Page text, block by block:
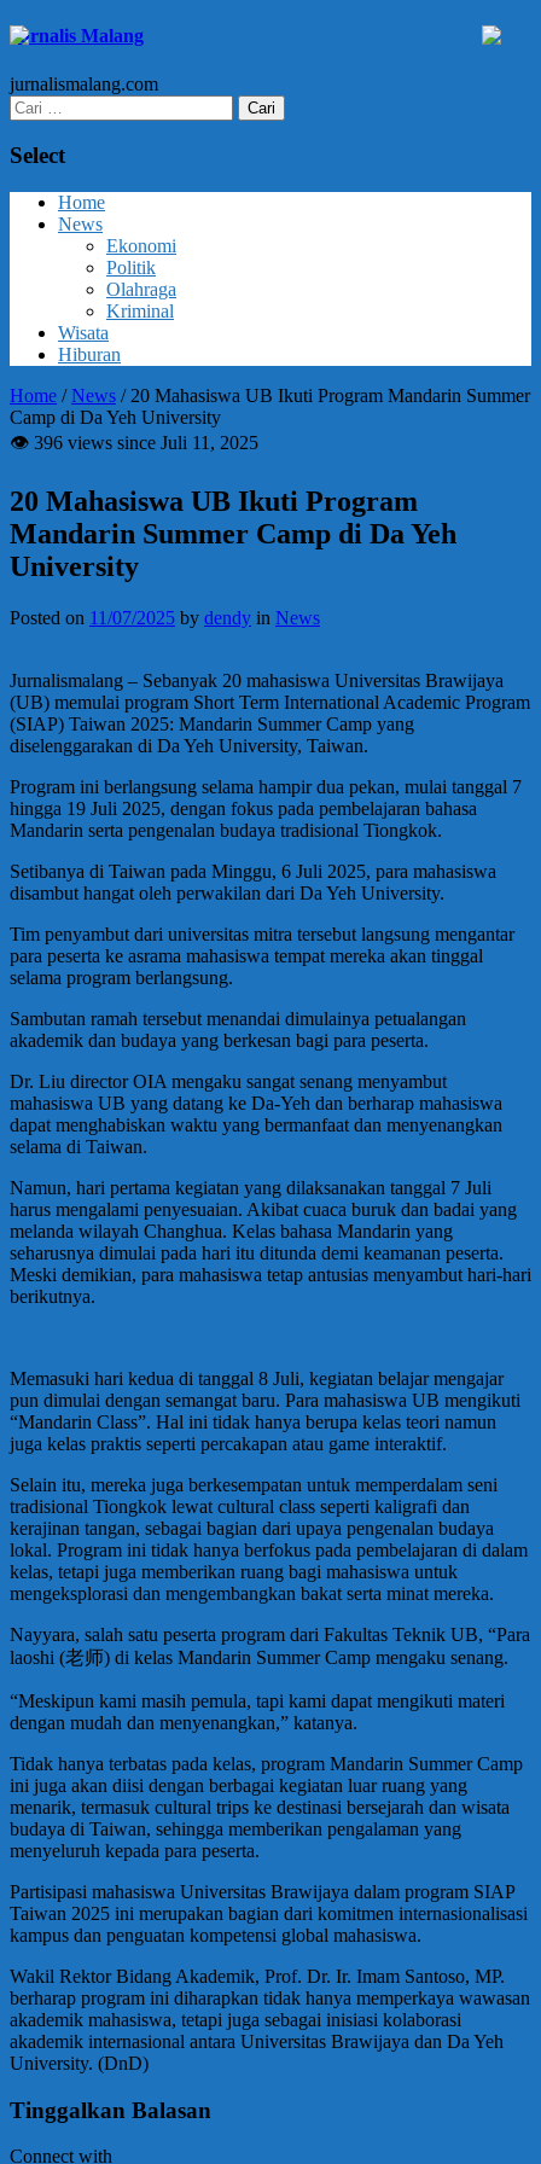
Jurnalis Malang
jurnalismalang.com
Cari
untuk:
Select
Home
News
Ekonomi
Politik
Olahraga
Kriminal
Wisata
Hiburan
Home /News / 20 Mahasiswa UB Ikuti Program Mandarin Summer
Camp di Da Yeh University
👁 396 views since Juli 11, 2025
20 Mahasiswa UB Ikuti Program
Mandarin Summer Camp di Da Yeh
University
Posted on 11/07/2025 by dendy in News
Jurnalismalang – Sebanyak 20 mahasiswa Universitas Brawijaya
(UB) memulai program Short Term International Academic Program
(SIAP) Taiwan 2025: Mandarin Summer Camp yang
diselenggarakan di Da Yeh University, Taiwan.
Program ini berlangsung selama hampir dua pekan, mulai tanggal 7
hingga 19 Juli 2025, dengan fokus pada pembelajaran bahasa
Mandarin serta pengenalan budaya tradisional Tiongkok.
Setibanya di Taiwan pada Minggu, 6 Juli 2025, para mahasiswa
disambut hangat oleh perwakilan dari Da Yeh University.
Tim penyambut dari universitas mitra tersebut langsung mengantar
para peserta ke asrama mahasiswa tempat mereka akan tinggal
selama program berlangsung.
Sambutan ramah tersebut menandai dimulainya petualangan
akademik dan budaya yang berkesan bagi para peserta.
Dr. Liu director OIA mengaku sangat senang menyambut
mahasiswa UB yang datang ke Da-Yeh dan berharap mahasiswa
dapat menghabiskan waktu yang bermanfaat dan menyenangkan
selama di Taiwan.
Namun, hari pertama kegiatan yang dilaksanakan tanggal 7 Juli
harus mengalami penyesuaian. Akibat cuaca buruk dan badai yang
melanda wilayah Changhua. Kelas bahasa Mandarin yang
seharusnya dimulai pada hari itu ditunda demi keamanan peserta.
Meski demikian, para mahasiswa tetap antusias menyambut hari-hari
berikutnya.
Memasuki hari kedua di tanggal 8 Juli, kegiatan belajar mengajar
pun dimulai dengan semangat baru. Para mahasiswa UB mengikuti
“Mandarin Class”. Hal ini tidak hanya berupa kelas teori namun
juga kelas praktis seperti percakapan atau game interaktif.
Selain itu, mereka juga berkesempatan untuk memperdalam seni
tradisional Tiongkok lewat cultural class seperti kaligrafi dan
kerajinan tangan, sebagai bagian dari upaya pengenalan budaya
lokal. Program ini tidak hanya berfokus pada pembelajaran di dalam
kelas, tetapi juga memberikan ruang bagi mahasiswa untuk
mengeksplorasi dan mengembangkan bakat serta minat mereka.
Nayyara, salah satu peserta program dari Fakultas Teknik UB, “Para
laoshi (老师) di kelas Mandarin Summer Camp mengaku senang.
“Meskipun kami masih pemula, tapi kami dapat mengikuti materi
dengan mudah dan menyenangkan,” katanya.
Tidak hanya terbatas pada kelas, program Mandarin Summer Camp
ini juga akan diisi dengan berbagai kegiatan luar ruang yang
menarik, termasuk cultural trips ke destinasi bersejarah dan wisata
budaya di Taiwan, sehingga memberikan pengalaman yang
menyeluruh kepada para peserta.
Partisipasi mahasiswa Universitas Brawijaya dalam program SIAP
Taiwan 2025 ini merupakan bagian dari komitmen internasionalisasi
kampus dan penguatan kompetensi global mahasiswa.
Wakil Rektor Bidang Akademik, Prof. Dr. Ir. Imam Santoso, MP.
berharap program ini diharapkan tidak hanya memperkaya wawasan
akademik mahasiswa, tetapi juga sebagai inisiasi kolaborasi
akademik internasional antara Universitas Brawijaya dan Da Yeh
University. (DnD)
Tinggalkan Balasan
Connect with